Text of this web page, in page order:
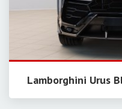
Lamborghini Urus